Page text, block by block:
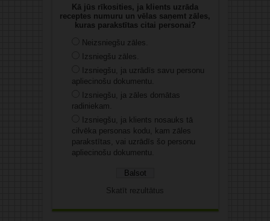
Kā jūs rīkosities, ja klients uzrāda
receptes numuru un vēlas saņemt zāles,
kuras parakstītas citai personai?
Neizsniegšu zāles.
Izsniegšu zāles.
Izsniegšu, ja uzrādīs savu personu
apliecinošu dokumentu.
Izsniegšu, ja zāles domātas
radiniekam.
Izsniegšu, ja klients nosauks tā
cilvēka personas kodu, kam zāles
parakstītas, vai uzrādīs šo personu
apliecinošu dokumentu.
Skatīt rezultātus